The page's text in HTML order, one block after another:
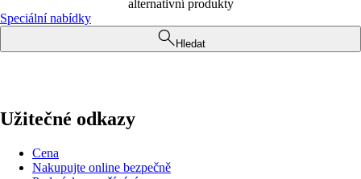
alternativní produkty
Speciální nabídky
Hledat
Užitečné odkazy
Cena
Nakupujte online bezpečně